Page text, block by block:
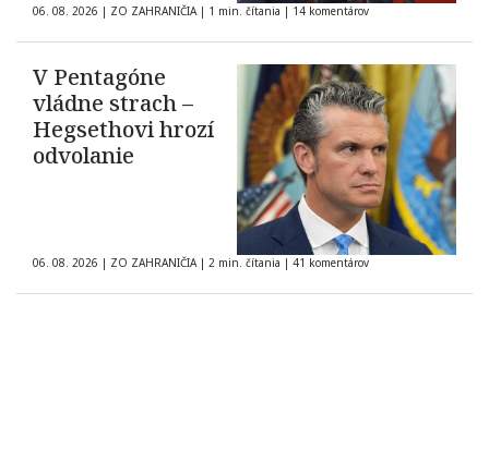
06. 08. 2026 | ZO ZAHRANIČIA | 1 min. čítania | 14 komentárov
V Pentagóne
vládne strach –
Hegsethovi hrozí
odvolanie
06. 08. 2026 | ZO ZAHRANIČIA | 2 min. čítania | 41 komentárov